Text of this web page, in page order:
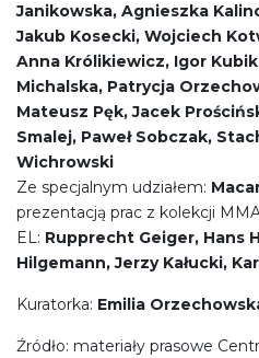
Janikowska, Agnieszka
Jakub Kosecki, Wojciech
Anna Królikiewicz, Igor
Michalska, Patrycja
Mateusz Pęk, Jacek
Smalej, Paweł Sobczak,
Wichrowski
Ze specjalnym udziałem:
prezentacją prac z kolekcji
EL: Rupprecht Geiger, Hans
Hilgemann, Jerzy Kałucki,
Kuratorka: Emilia
Źródło: materiały prasowe